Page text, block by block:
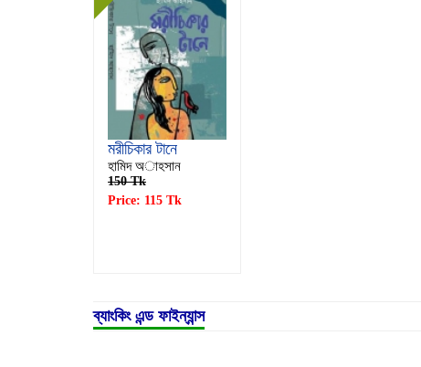
মরীচিকার টানে
হামিদ অাহসান
150 Tk
Price: 115 Tk
ব্যাংকিং এন্ড ফাইন্যান্স